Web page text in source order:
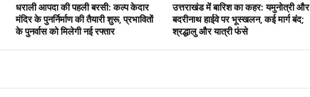
धराली आपदा की पहली बरसी: कल्प केदार
मंदिर के पुनर्निर्माण की तैयारी शुरू, प्रभावितों
के पुनर्वास को मिलेगी नई रफ्तार
उत्तराखंड में बारिश का कहर: यमुनोत्री और
बदरीनाथ हाईवे पर भूस्खलन, कई मार्ग बंद;
श्रद्धालु और यात्री फंसे